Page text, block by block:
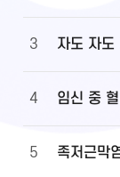
3
4
5